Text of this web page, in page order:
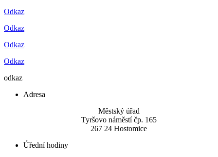
Odkaz
Odkaz
Odkaz
Odkaz
odkaz
Adresa
Městský úřad
Tyršovo náměstí čp. 165
267 24 Hostomice
Úřední hodiny